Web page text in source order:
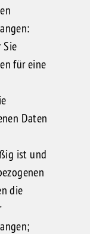
für eine
Daten
ist und
die